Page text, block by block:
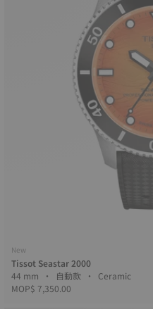
New
Tissot Seastar 2000
44 mm • 自動款 • Ceramic
MOP$ 7,350.00